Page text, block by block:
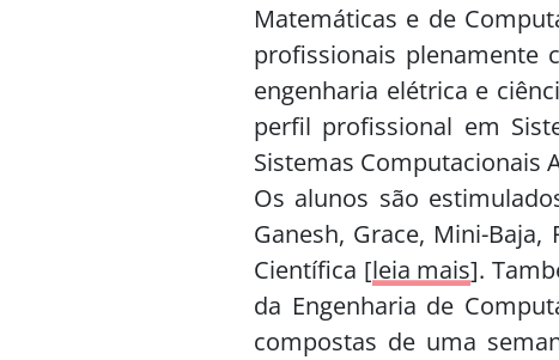
Matemáticas e de
profissionais plenamente
engenharia elétrica e
perfil profissional em
Sistemas Computacionais
Os alunos são
Ganesh, Grace, Mini-
Científica [leia mais].
da Engenharia de
compostas de uma